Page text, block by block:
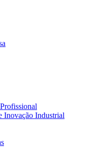
Inovação Industrial